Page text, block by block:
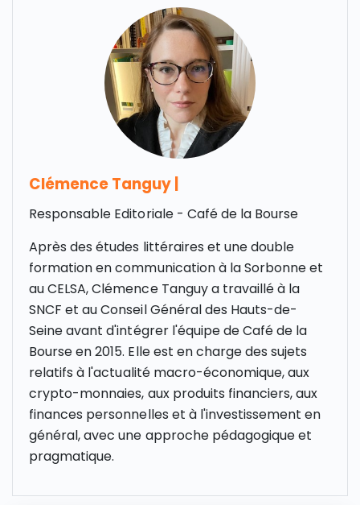
Clémence Tanguy
Responsable Editoriale - Café de la Bourse
Après des études littéraires et une double
formation en communication à la Sorbonne et
au CELSA, Clémence Tanguy a travaillé à la
SNCF et au Conseil Général des Hauts-de-
Seine avant d'intégrer l'équipe de Café de la
Bourse en 2015. Elle est en charge des sujets
relatifs à l'actualité macro-économique, aux
crypto-monnaies, aux produits financiers, aux
finances personnelles et à l'investissement en
général, avec une approche pédagogique et
pragmatique.